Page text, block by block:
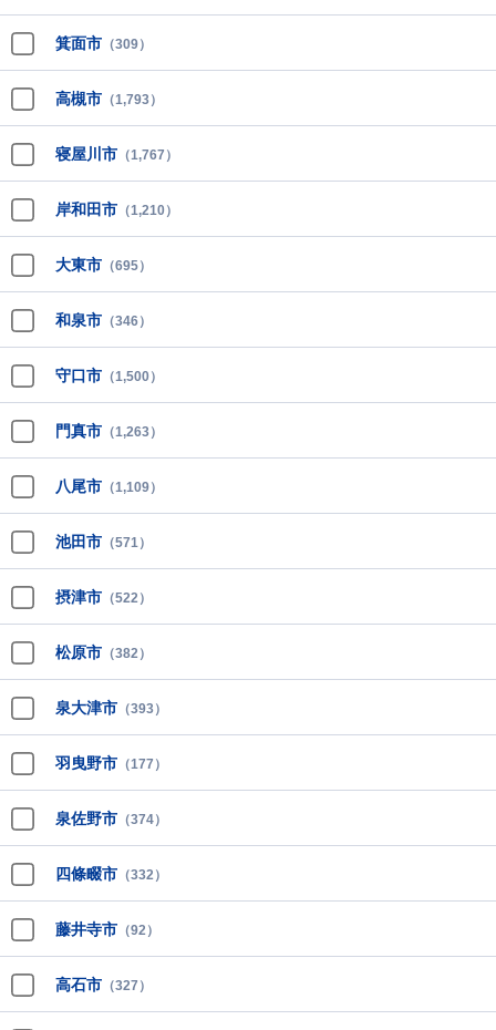
箕面市 （309）
高槻市 （1,793）
寝屋川市 （1,767）
岸和田市 （1,210）
大東市 （695）
和泉市 （346）
守口市 （1,500）
門真市 （1,263）
八尾市 （1,109）
池田市 （571）
摂津市 （522）
松原市 （382）
泉大津市 （393）
羽曳野市 （177）
泉佐野市 （374）
四條畷市 （332）
藤井寺市 （92）
高石市 （327）